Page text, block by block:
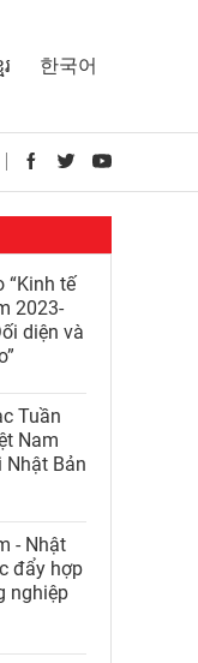
한국어
“Kinh tế
2023-
diện và
Tuần
Nam
Nhật Bản
- Nhật
đẩy hợp
nghiệp